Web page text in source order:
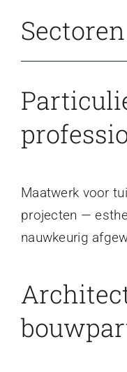
Sectoren
Maatwerk voor
projecten —
nauwkeurig